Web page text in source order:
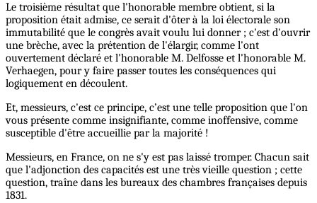
Le troisième résultat que l'honorable membre obtient, si la
proposition était admise, ce serait d'ôter à la loi électorale son
immutabilité que le congrès avait voulu lui donner ; c'est d'ouvrir
une brèche, avec la prétention de l'élargir, comme l'ont
ouvertement déclaré et l'honorable M. Delfosse et l'honorable M.
Verhaegen, pour y faire passer toutes les conséquences qui
logiquement en découlent.
Et, messieurs, c'est ce principe, c’est une telle proposition que l'on
vous présente comme insignifiante, comme inoffensive, comme
susceptible d'être accueillie par la majorité !
Messieurs, en France, on ne s'y est pas laissé tromper. Chacun sait
que l'adjonction des capacités est une très vieille question ; cette
question, traîne dans les bureaux des chambres françaises depuis
1831.